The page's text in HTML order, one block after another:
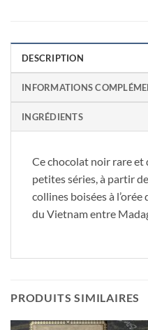
DESCRIPTION
INFORMATIONS
INGRÉDIENTS
Ce chocolat noir rare
petites séries, à partir
collines boisées à
du Vietnam entre
PRODUITS SIMILAIRES